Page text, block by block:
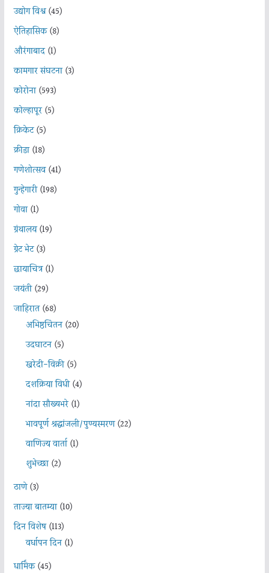
उद्योग विश्व(45)
ऐतिहासिक(8)
औरंगाबाद(1)
कामगार संघटना(3)
कोरोना(593)
कोल्हापूर(5)
क्रिकेट(5)
क्रीडा(18)
गणेशोत्सव(41)
गुन्हेगारी(198)
गोवा(1)
ग्रंथालय(19)
ग्रेट भेट(3)
छायाचित्र(1)
जयंती(29)
जाहिरात(68)
अभिष्ठचिंतन(20)
उदघाटन(5)
खरेदी-विक्री(5)
दशक्रिया विधी(4)
नांदा सौख्यभरे(1)
भावपूर्ण श्रद्धांजली/पुण्यस्मरण(22)
वाणिज्य वार्ता(1)
शुभेच्छा(2)
ठाणे(3)
ताज्या बातम्या(10)
दिन विशेष(113)
वर्धापन दिन(1)
धार्मिक(45)